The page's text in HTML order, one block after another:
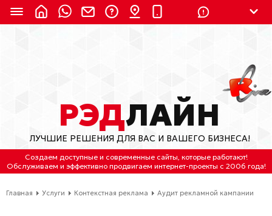
(с 2:30 до 11:30 по
Бесплатно по России
(4212) 658-653
(4212) 637-673
Отдельный вход \ Левый торец здания
РЭДЛАЙН
ЛУЧШИЕ РЕШЕНИЯ ДЛЯ ВАС И ВАШЕГО БИЗНЕСА!
Создаем доступные и современные сайты, которые работают!
Обслуживаем и эффективно продвигаем интернет-проекты с 2006 года!
Главная Услуги Контекстная реклама Аудит рекламной кампании